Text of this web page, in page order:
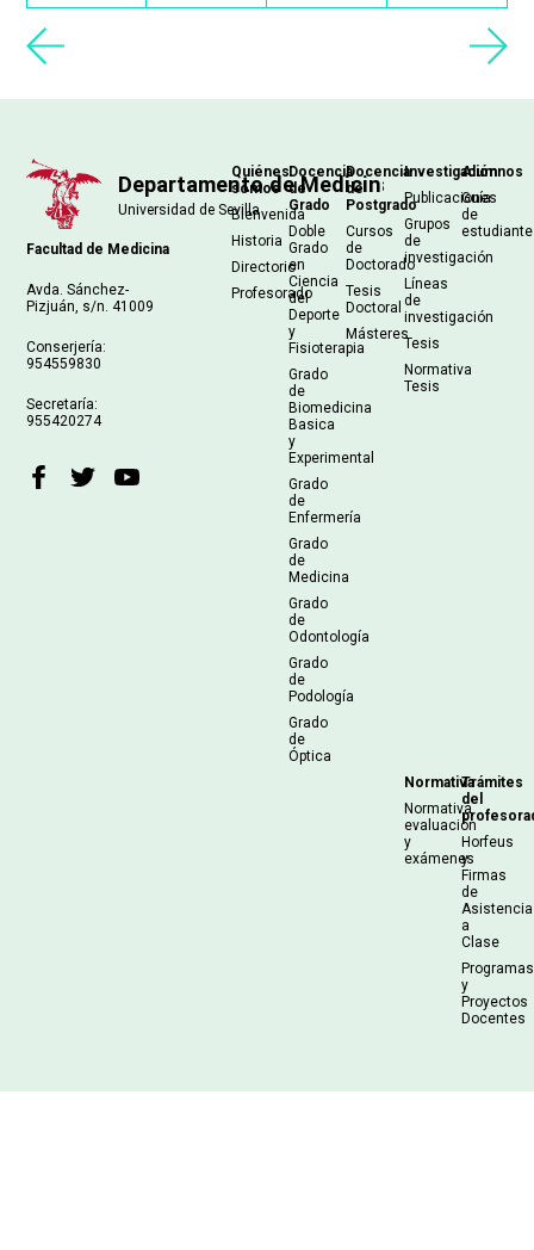
Facultad de Medicina
Avda. Sánchez-
Pizjuán, s/n. 41009
Conserjería:
954559830
Secretaría:
955420274
Navegación
principal
Quiénes
somos
Bienvenida
Historia
Directorio
Profesorado
Docencia
de
Grado
Doble
Grado
en
Ciencia
del
Deporte
y
Fisioterapia
Grado
de
Biomedicina
Basica
y
Experimental
Grado
de
Enfermería
Grado
de
Medicina
Grado
de
Odontología
Grado
de
Podología
Grado
de
Óptica
Docencia
de
Postgrado
Cursos
de
Doctorado
Tesis
Doctoral
Másteres
Investigación
Publicaciones
Grupos
de
investigación
Líneas
de
investigación
Tesis
Normativa
Tesis
Alumnos
Guía
de
Normativa
Normativa
evaluación
y
exámenes
Trámites
del
Horfeus
y
Firmas
de
Asistencia
a
Clase
Programas
y
Proyectos
Docentes